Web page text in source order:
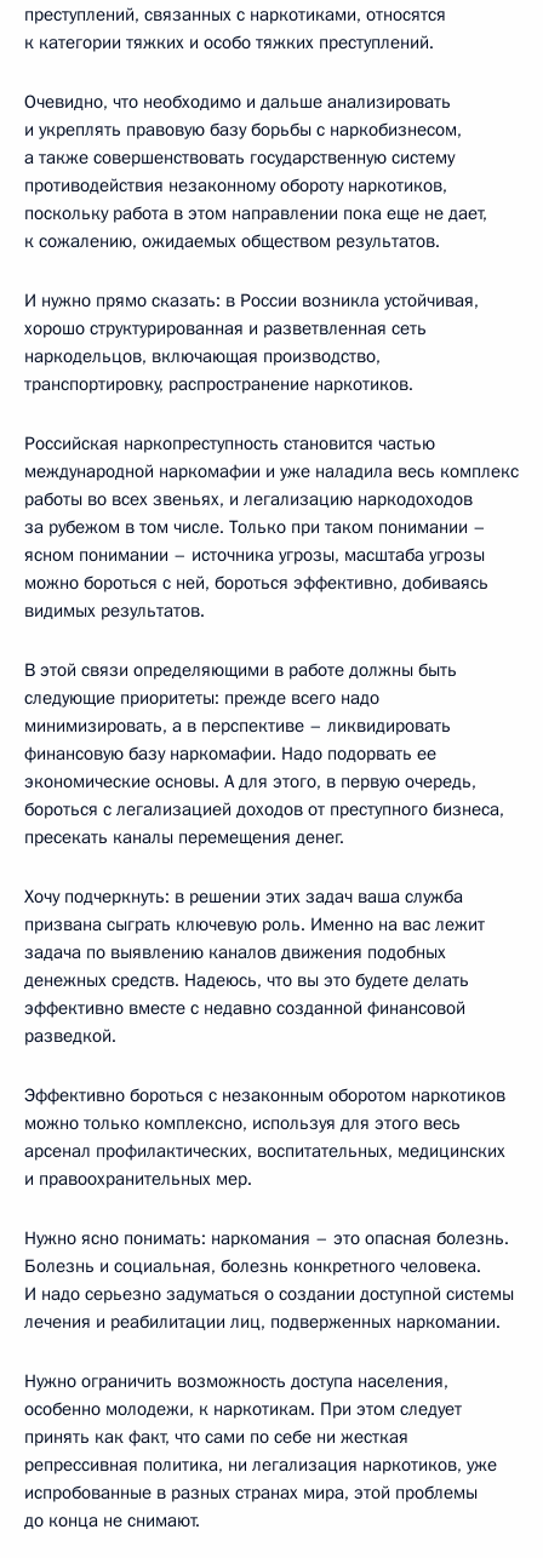
преступлений, связанных с наркотиками, относятся
к категории тяжких и особо тяжких преступлений.
Очевидно, что необходимо и дальше анализировать
и укреплять правовую базу борьбы с наркобизнесом,
а также совершенствовать государственную систему
противодействия незаконному обороту наркотиков,
поскольку работа в этом направлении пока еще не дает,
к сожалению, ожидаемых обществом результатов.
И нужно прямо сказать: в России возникла устойчивая,
хорошо структурированная и разветвленная сеть
наркодельцов, включающая производство,
транспортировку, распространение наркотиков.
Российская наркопреступность становится частью
международной наркомафии и уже наладила весь комплекс
работы во всех звеньях, и легализацию наркодоходов
за рубежом в том числе. Только при таком понимании –
ясном понимании – источника угрозы, масштаба угрозы
можно бороться с ней, бороться эффективно, добиваясь
видимых результатов.
В этой связи определяющими в работе должны быть
следующие приоритеты: прежде всего надо
минимизировать, а в перспективе – ликвидировать
финансовую базу наркомафии. Надо подорвать ее
экономические основы. А для этого, в первую очередь,
бороться с легализацией доходов от преступного бизнеса,
пресекать каналы перемещения денег.
Хочу подчеркнуть: в решении этих задач ваша служба
призвана сыграть ключевую роль. Именно на вас лежит
задача по выявлению каналов движения подобных
денежных средств. Надеюсь, что вы это будете делать
эффективно вместе с недавно созданной финансовой
разведкой.
Эффективно бороться с незаконным оборотом наркотиков
можно только комплексно, используя для этого весь
арсенал профилактических, воспитательных, медицинских
и правоохранительных мер.
Нужно ясно понимать: наркомания – это опасная болезнь.
Болезнь и социальная, болезнь конкретного человека.
И надо серьезно задуматься о создании доступной системы
лечения и реабилитации лиц, подверженных наркомании.
Нужно ограничить возможность доступа населения,
особенно молодежи, к наркотикам. При этом следует
принять как факт, что сами по себе ни жесткая
репрессивная политика, ни легализация наркотиков, уже
испробованные в разных странах мира, этой проблемы
до конца не снимают.